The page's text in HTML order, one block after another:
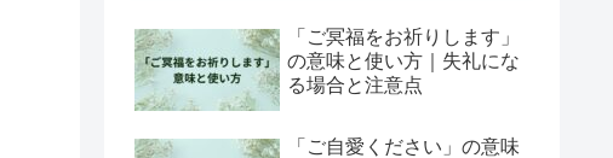
「ご冥福をお祈りします」
の意味と使い方｜失礼にな
る場合と注意点
「ご自愛ください」の意味